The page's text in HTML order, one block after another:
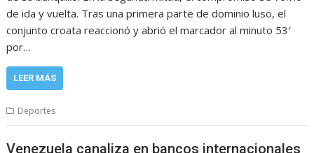
de ida y vuelta. Tras una primera parte de dominio luso, el
conjunto croata reaccionó y abrió el marcador al minuto 53′
por…
LEER MÁS
Deportes
Venezuela canaliza en bancos internacionales